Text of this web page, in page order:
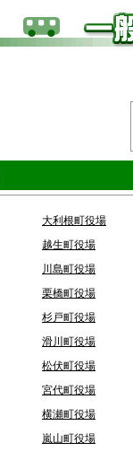
大利根町役場
越生町役場
川島町役場
栗橋町役場
杉戸町役場
滑川町役場
松伏町役場
宮代町役場
横瀬町役場
嵐山町役場